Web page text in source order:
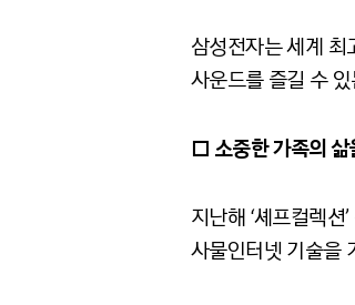
삼성전자는 세계 최
사운드를 즐길 수
□ 소중한 가족의 삶
지난해 ‘셰프컬렉
사물인터넷 기술을